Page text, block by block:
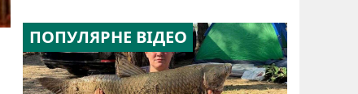
ПОПУЛЯРНЕ ВІДЕО